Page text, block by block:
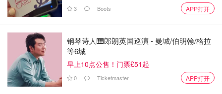
3 Boots APP打开
钢琴诗人🎹郎朗英国巡演 - 曼城/伯明翰/格拉
等6城
早上10点公售！门票£51起
0 Ticketmaster APP打开